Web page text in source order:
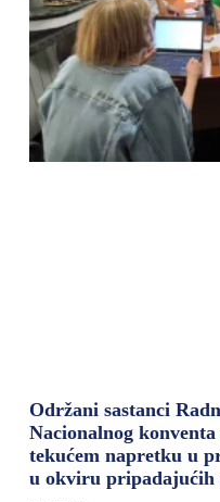
Održani sastanci
Nacionalnog
tekućem napretku u
u okviru pripadajućih